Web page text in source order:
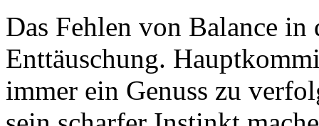
Das Fehlen von Balance
Enttäuschung.
immer ein Genuss zu